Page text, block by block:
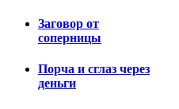
Заговор от
соперницы
Порча и сглаз через
деньги